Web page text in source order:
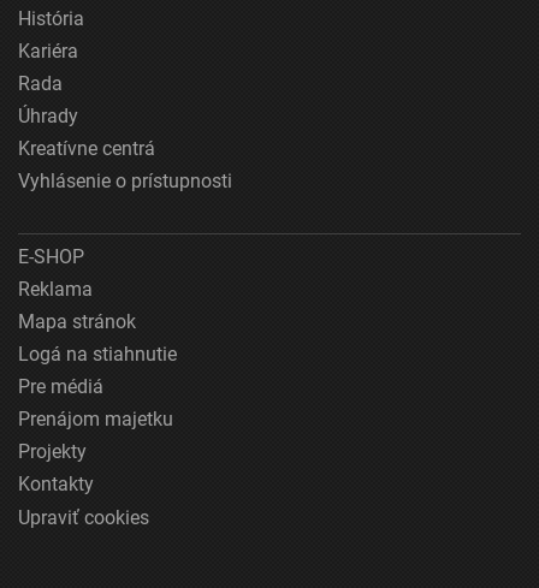
História
Kariéra
Rada
Úhrady
Kreatívne centrá
Vyhlásenie o prístupnosti
E-SHOP
Reklama
Mapa stránok
Logá na stiahnutie
Pre médiá
Prenájom majetku
Projekty
Kontakty
Upraviť cookies